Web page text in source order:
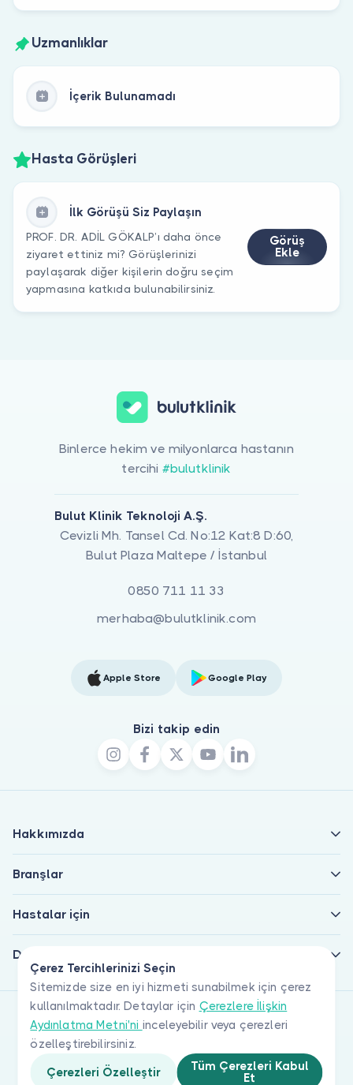
Uzmanlıklar
İçerik Bulunamadı
Hasta Görüşleri
İlk Görüşü Siz Paylaşın
PROF. DR. ADİL GÖKALP’ı daha önce
ziyaret ettiniz mi? Görüşlerinizi
paylaşarak diğer kişilerin doğru seçim
yapmasına katkıda bulunabilirsiniz.
Görüş
Ekle
Çerez Tercihlerinizi Seçin
Sitemizde size en iyi hizmeti sunabilmek için çerez
kullanılmaktadır. Detaylar için Çerezlere İlişkin
Aydınlatma Metni'ni inceleyebilir veya çerezleri
özelleştirebilirsiniz.
Çerezleri Özelleştir
Tüm Çerezleri Kabul
Et
Binlerce hekim ve milyonlarca hastanın
tercihi #bulutklinik
Bulut Klinik Teknoloji A.Ş.
Cevizli Mh. Tansel Cd. No:12 Kat:8 D:60,
Bulut Plaza Maltepe / İstanbul
0850 711 11 33
merhaba@bulutklinik.com
Apple Store Google Play
Bizi takip edin
Hakkımızda
Branşlar
Hastalar için
Doktorlar için